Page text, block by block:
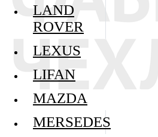
LAND
ROVER
LEXUS
LIFAN
MAZDA
MERSEDES